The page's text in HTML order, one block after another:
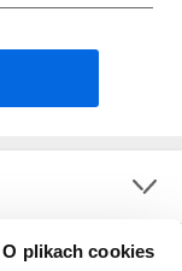
O plikach cookies